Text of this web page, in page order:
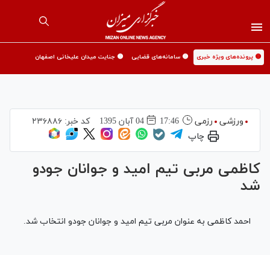
🟡 پرونده‌های ویژه خبری 🟡 سامانه‌های قضایی 🟡 جنایت میدان علیخانی اصفهان
ورزشی رزمی 17:46 04 آبان 1395 کد خبر: ۲۳۶۸۸۶
چاپ
کاظمی مربی تیم امید و جوانان جودو
شد
احمد کاظمی به عنوان مربی تیم امید و جوانان جودو انتخاب شد.